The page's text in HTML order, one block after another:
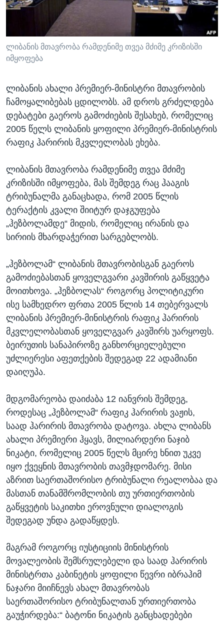
ᲡᲢᲣᲓᲘᲐ ᲕᲐᲨᲘᲜᲒᲢᲝᲜᲘ
ᲔᲙᲝᲜᲝᲛᲘᲙᲐ
ᲯᲐᲜᲛᲠᲗᲔᲚᲝᲑᲐ
ᲛᲔᲪᲜᲘᲔᲠᲔᲑᲐ
ᲘᲜᲢᲔᲠᲕᲘᲣ
ᲒᲐᲚᲘᲚᲔᲝ
ᲓᲔᲖᲘᲜᲤᲝᲠᲛᲐᲪᲘᲐ
Learning English
ᲗᲕᲐᲚᲘ ᲒᲕᲐᲓᲔᲕᲜᲔᲗ
ენები
ლიბანის მთავრობა რამდენიმე თვეა მძიმე კრიზისში
იმყოფება
ლიბანის ახალი პრემიერ-მინისტრი მთავრობის
ჩამოყალიბებას ცდილობს. ამ დროს გრძელდება
დებატები გაეროს გამოძიების შესახებ, რომელიც
2005 წელს ლიბანის ყოფილი პრემიერ-მინისტრის
რაფიკ ჰარირის მკვლელობას ეხება.
ლიბანის მთავრობა რამდენიმე თვეა მძიმე
კრიზისში იმყოფება, მას შემდეგ რაც ჰააგის
ტრიბუნალმა განაცხადა, რომ 2005 წლის
ტერაქტის კვალი შიიტურ დაჯგუფება
„ჰეზბოლამდე“ მიდის, რომელიც ირანის და
სირიის მხარდაჭერით სარგებლობს.
„ჰეზბოლამ“ ლიბანის მთავრობისგან გაეროს
გამოძიებასთან ყოველგვარი კავშირის გაწყვეტა
მოითხოვა. „ჰეზბოლას“ როგორც პოლიტიკური
ისე სამხედრო ფრთა 2005 წლის 14 თებერვალს
ლიბანის პრემიერ-მინისტრის რაფიკ ჰარირის
მკვლელობასთან ყოველგვარ კავშირს უარყოფს.
ბეირუთის სანაპიროზე განხორციელებული
უძლიერესი აფეთქების შედეგად 22 ადამიანი
დაიღუპა.
მდგომარეობა დაიძაბა 12 იანვრის შემდეგ,
როდესაც „ჰეზბოლამ“ რაფიკ ჰარირის ვაჟის,
საად ჰარირის მთავრობა დატოვა. ახლა ლიბანს
ახალი პრემიერი ჰყავს, მილიარდერი ნაჯიბ
ნიკატი, რომელიც 2005 წელს მცირე ხნით უკვე
იყო ქვეყნის მთავრობის თავმჯდომარე. მისი
აზრით საერთაშორისო ტრიბუნალი რეალობაა და
მასთან თანამშრომლობის თუ ურთიერთობის
გაწყვეტის საკითხი ეროვნული დიალოგის
შედეგად უნდა გადაწყდეს.
მაგრამ როგორც იუსტიციის მინისტრის
მოვალეობის შემსრულებელი და საად ჰარირის
მინისტრთა კაბინეტის ყოფილი წევრი იბრაჰიმ
ნაჯარი მიიჩნევს ახალ მთავრობას
საერთაშორისო ტრიბუნალთან ურთიერთობა
გაუჭირდება:“ ბატონი ნიკატის განცხადებები